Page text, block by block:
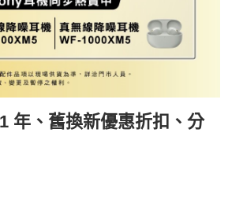
年、舊換新優惠折扣、分